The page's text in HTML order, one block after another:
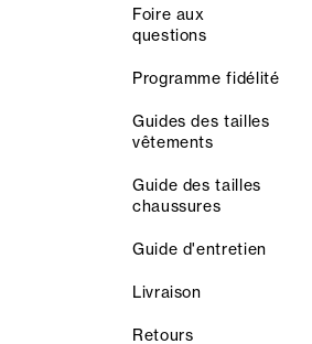
Foire aux
questions
Programme fidélité
Guides des tailles
vêtements
Guide des tailles
chaussures
Guide d'entretien
Livraison
Retours